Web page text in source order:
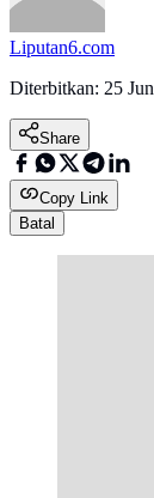
Liputan6.com
Diterbitkan: 25
Share
Copy Link
Batal